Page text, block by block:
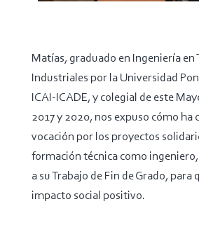
Matías, graduado en Ingeniería en
Industriales por la Universidad
ICAI-ICADE, y colegial de este
2017 y 2020, nos expuso cómo ha
vocación por los proyectos
formación técnica como
a su Trabajo de Fin de Grado, para
impacto social positivo.